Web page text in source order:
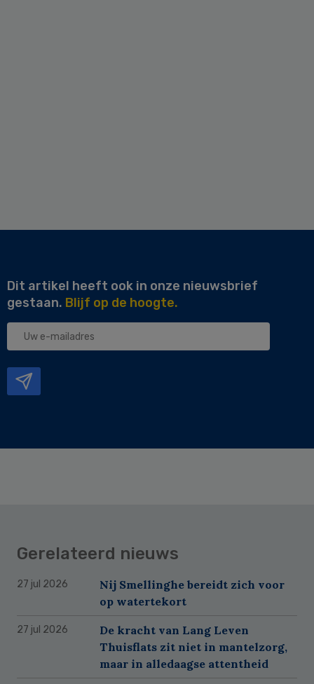
Dit artikel heeft ook in onze nieuwsbrief
gestaan. Blijf op de hoogte.
Uw
Gerelateerd nieuws
27 jul 2026
Nij Smellinghe bereidt zich voor
op watertekort
27 jul 2026
De kracht van Lang Leven
Thuisflats zit niet in mantelzorg,
maar in alledaagse attentheid